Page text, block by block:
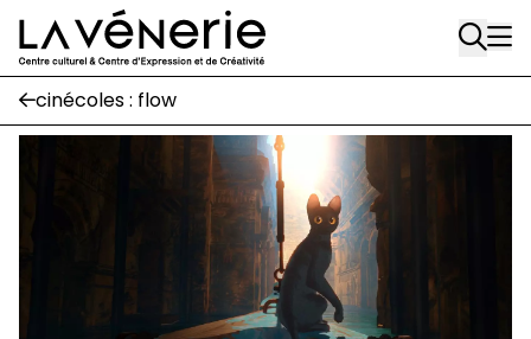
Aller au contenu principal
Rue Gratès, 3
1170 Watermael-Boitsfort
02 663 85 50
1170 Watermael-Boitsfort
suivez-nous
cinécoles : flow